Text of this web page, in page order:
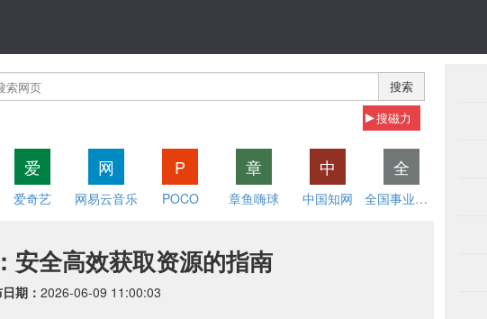
搜索
搜磁力
爱
爱奇艺
网
网易云音乐
P
POCO
章
章鱼嗨球
中
中国知网
全
全国事业单位招聘网
安全高效获取资源的指南
期： 2026-06-09 11:00:03